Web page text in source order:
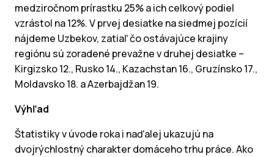
medziročnom prírastku 25% a ich celkový podiel
vzrástol na 12%. V prvej desiatke na siedmej pozícií
nájdeme Uzbekov, zatiaľ čo ostávajúce krajiny
regiónu sú zoradené prevažne v druhej desiatke –
Kirgizsko 12., Rusko 14., Kazachstan 16., Gruzínsko 17.,
Moldavsko 18. a Azerbajdžan 19.
Výhľad
Štatistiky v úvode roka i naďalej ukazujú na
dvojrýchlostný charakter domáceho trhu práce. Ako